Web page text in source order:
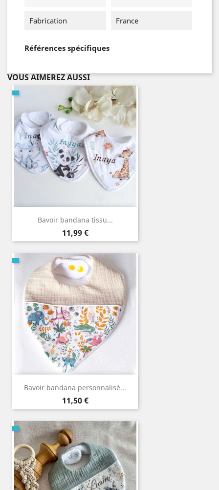
Fabrication France
Références spécifiques
VOUS AIMEREZ AUSSI
Bavoir bandana tissu...
Prix
11,99 €
Bavoir bandana personnalisé...
Prix
11,50 €